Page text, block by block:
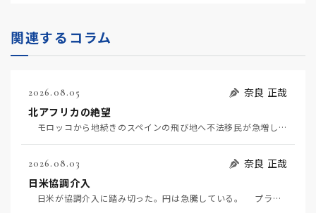
関連するコラム
2026.08.05
奈良 正哉
北アフリカの絶望
モロッコから地続きのスペインの飛び地へ不法移民が急増していて、当地の大問題となっている。「海を泳い…
2026.08.03
奈良 正哉
日米協調介入
日米が協調介入に踏み切った。円は急騰している。 プラザ合意以降、協調介入は為替相場の転機になって…